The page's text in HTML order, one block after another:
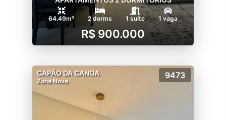
64.49m² 2 dorms 1 suíte 1 vaga
R$ 900.000
CAPÃO DA CANOA
Zona Nova
9473